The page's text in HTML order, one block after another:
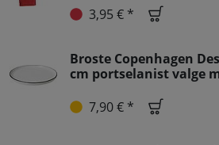
3,95 € *
Broste Copenhagen
cm portselanist valge
7,90 € *